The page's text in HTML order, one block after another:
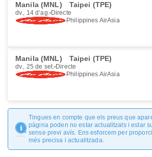
Manila (MNL) Taipei (TPE)
dv., 14 d’ag. Directe
Philippines AirAsia
Manila (MNL) Taipei (TPE)
dv., 25 de set. Directe
Philippines AirAsia
Tingues en compte que els preus que
pàgina poden no estar actualitzats i estar
sense previ avís. Ens esforcem per
més precisa i actualitzada.